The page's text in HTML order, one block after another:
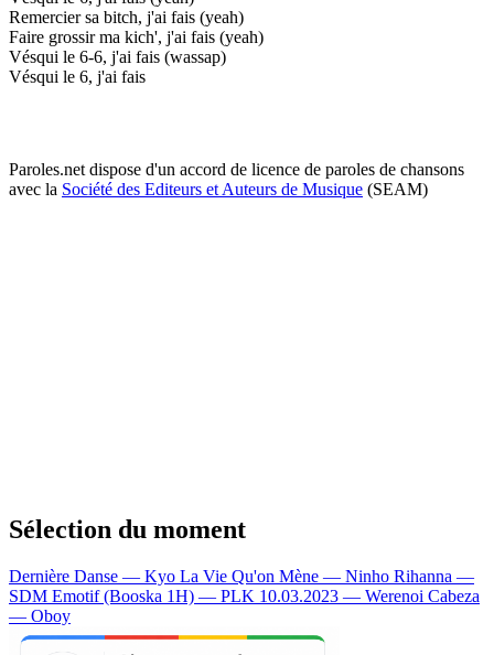
Remercier sa bitch, j'ai fais (yeah)
Faire grossir ma kich', j'ai fais (yeah)
Vésqui le 6-6, j'ai fais (wassap)
Vésqui le 6, j'ai fais
Paroles.net dispose d'un accord de licence de paroles de chansons
avec la Société des Editeurs et Auteurs de Musique (SEAM)
Sélection du moment
Dernière Danse — Kyo La Vie Qu'on Mène — Ninho Rihanna —
SDM Emotif (Booska 1H) — PLK 10.03.2023 — Werenoi Cabeza
— Oboy